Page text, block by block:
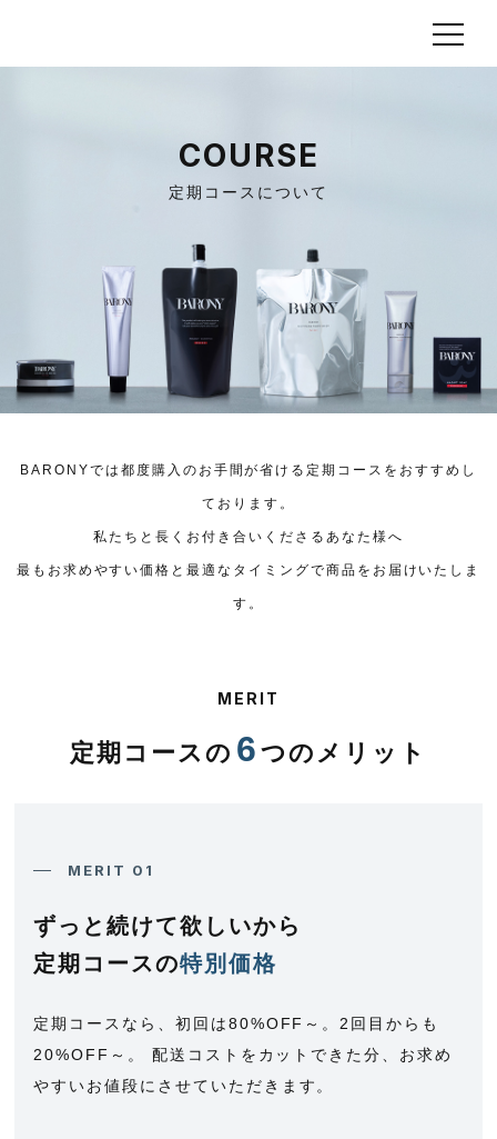
COURSE
定期コースについて
BARONYでは都度購入のお手間が省ける定期コースをおすすめし
ております。
私たちと長くお付き合いくださるあなた様へ
最もお求めやすい価格と最適なタイミングで商品をお届けいたしま
す。
MERIT
定期コースの 6 つのメリット
MERIT 01
ずっと続けて欲しいから
定期コースの特別価格
定期コースなら、初回は80%OFF～。2回目からも
20%OFF～。 配送コストをカットできた分、お求め
やすいお値段にさせていただきます。